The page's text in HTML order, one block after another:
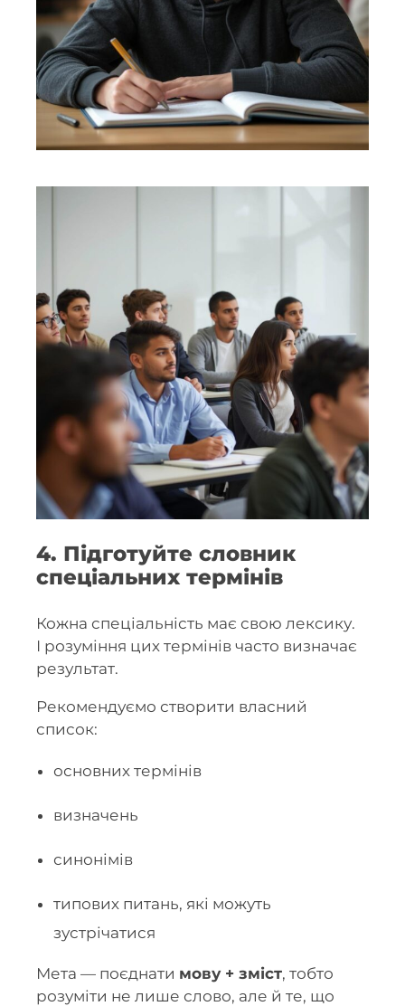
4. Підготуйте словник
спеціальних термінів
Кожна спеціальність має свою лексику.
І розуміння цих термінів часто визначає
результат.
Рекомендуємо створити власний
список:
основних термінів
визначень
синонімів
типових питань, які можуть
зустрічатися
Мета — поєднати мову + зміст, тобто
розуміти не лише слово, але й те, що